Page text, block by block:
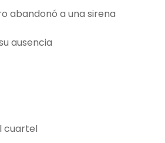
abandonó a una sirena
ausencia
cuartel